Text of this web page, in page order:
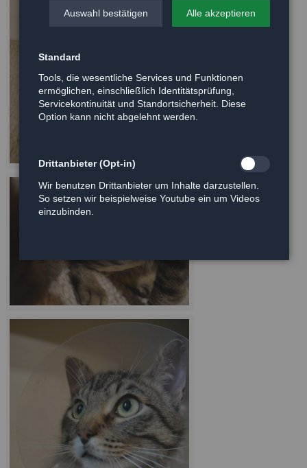
Auswahl bestätigen Alle akzeptieren
Standard
Tools, die wesentliche Services und Funktionen
ermöglichen, einschließlich Identitätsprüfung,
Servicekontinuität und Standortsicherheit. Diese
Option kann nicht abgelehnt werden.
Drittanbieter (Opt-in)
Wir benutzen Drittanbieter um Inhalte darzustellen.
So setzen wir beispielweise Youtube ein um Videos
einzubinden.